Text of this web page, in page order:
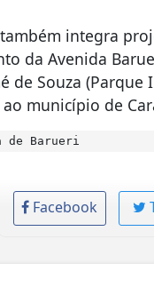
integra
da Avenida
de Souza
município de
de Barueri
Facebook